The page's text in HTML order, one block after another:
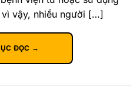
vậy, nhiều người […]
ĐỌC →